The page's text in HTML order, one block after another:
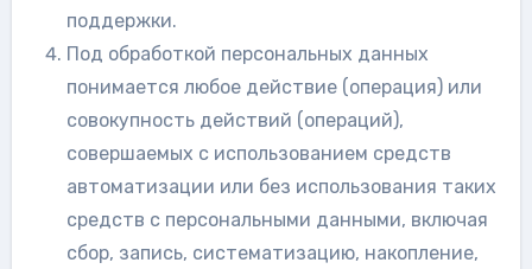
поддержки.
Под обработкой персональных данных
понимается любое действие (операция) или
совокупность действий (операций),
совершаемых с использованием средств
автоматизации или без использования таких
средств с персональными данными, включая
сбор, запись, систематизацию, накопление,